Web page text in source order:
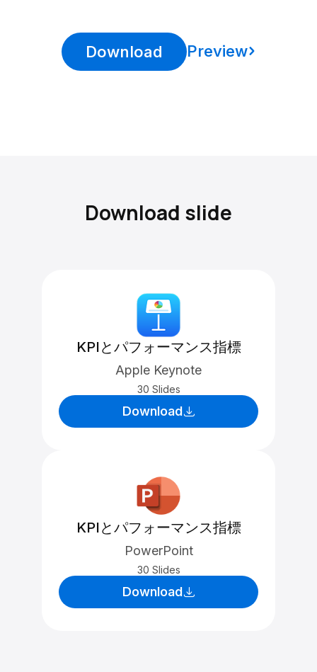
Download Preview
Download slide
KPIとパフォーマンス指標
Apple Keynote
30 Slides
Download
KPIとパフォーマンス指標
PowerPoint
30 Slides
Download